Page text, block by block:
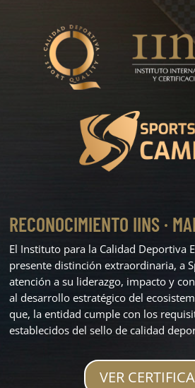
RECONOCIMIENTO IINS ·
El Instituto para la Calidad Deportiva
presente distinción extraordinaria, a
atención a su liderazgo, impacto y
al desarrollo estratégico del
que, la entidad cumple con los
establecidos del sello de calidad
VER